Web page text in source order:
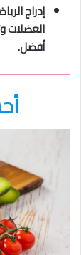
إدراج
العضلات
أفضل.